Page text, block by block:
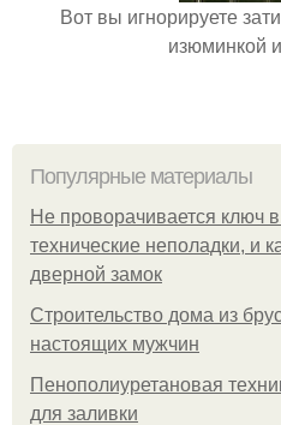
Вот вы игнорируете
изюминкой
Популярные материалы
Не проворачивается ключ
технические неполадки, и
дверной замок
Строительство дома из
настоящих мужчин
Пенополиуретановая
для заливки